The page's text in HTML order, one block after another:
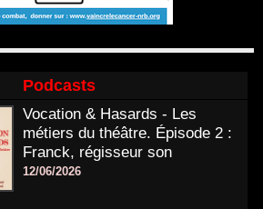
Podcasts
Vocation & Hasards - Les
métiers du théâtre. Épisode 2 :
Franck, régisseur son
12/06/2026